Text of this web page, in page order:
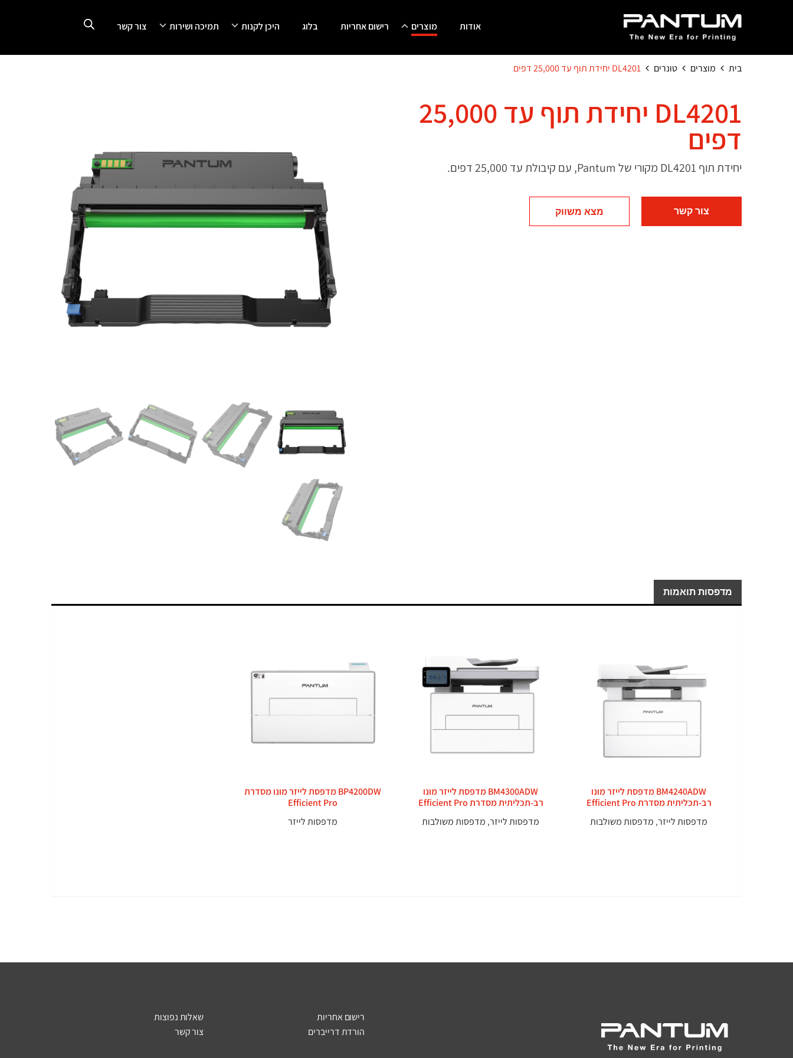
צור קשר תמיכה ושירות היכן לקנות בלוג רישום אחריות מוצרים אודות
בית מוצרים טונרים DL4201 יחידת תוף עד 25,000 דפים
DL4201 יחידת תוף עד 25,000
דפים
יחידת תוף DL4201 מקורי של Pantum, עם קיבולת עד 25,000 דפים.
צור קשר מצא משווק
מדפסות תואמות
BM4240ADW מדפסת לייזר מונו
רב-תכליתית מסדרת Efficient Pro
מדפסות לייזר, מדפסות משולבות
BM4300ADW מדפסת לייזר מונו
רב-תכליתית מסדרת Efficient Pro
מדפסות לייזר, מדפסות משולבות
BP4200DW מדפסת לייזר מונו מסדרת
Efficient Pro
מדפסות לייזר
רישום אחריות
הורדת דרייברים
שאלות נפוצות
צור קשר